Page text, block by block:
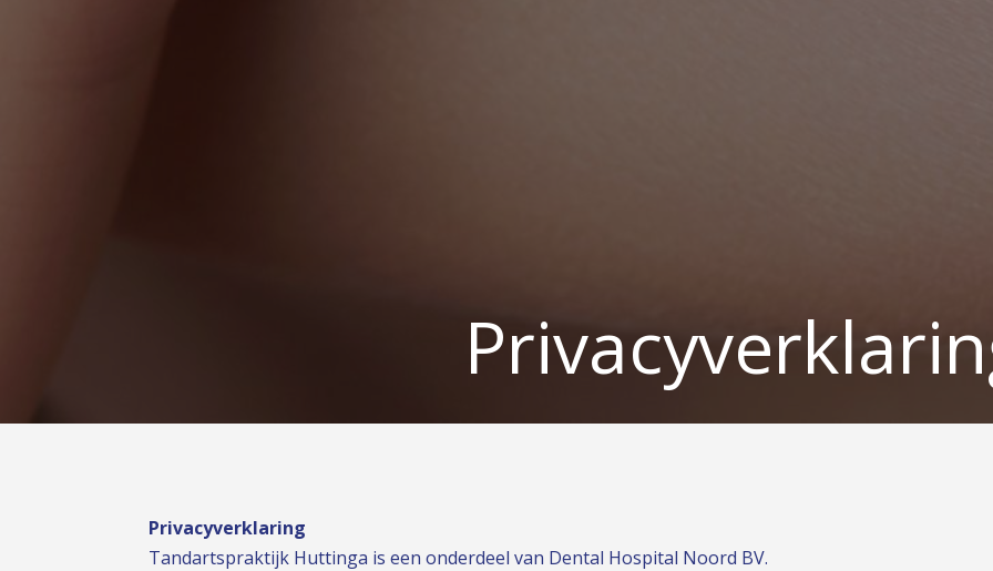
Privacyverklaring
Tandartspraktijk Huttinga is een onderdeel van Dental Hospital Noord BV.